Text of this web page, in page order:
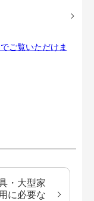
ご覧いただけま
・大型家
に必要な